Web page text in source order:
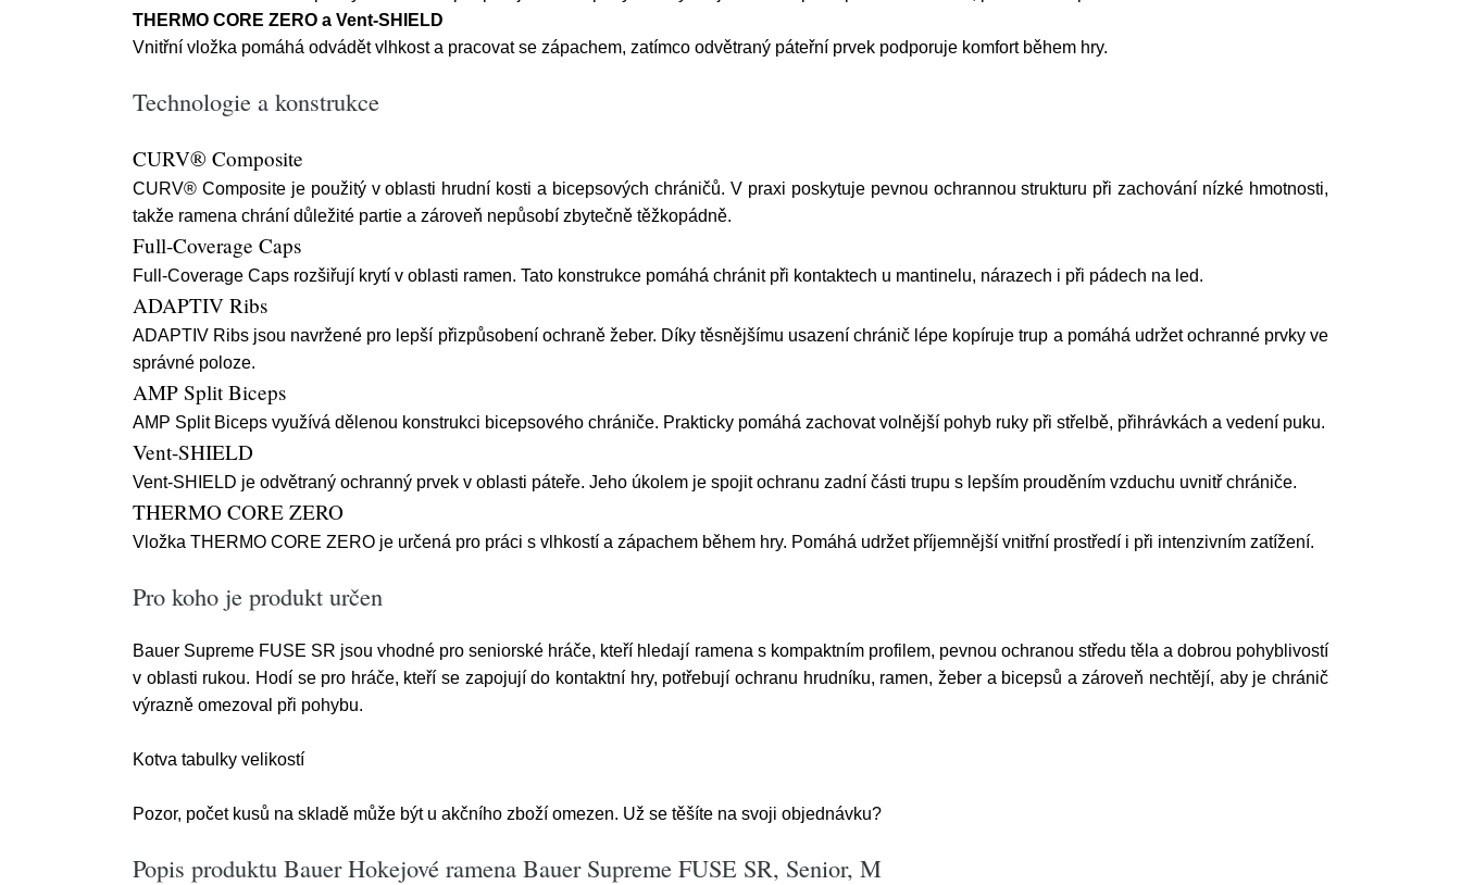
THERMO CORE ZERO a Vent-SHIELD
Vnitřní vložka pomáhá odvádět vlhkost a pracovat se zápachem, zatímco odvětraný páteřní prvek podporuje komfort během hry.
Technologie a konstrukce
CURV® Composite
CURV® Composite je použitý v oblasti hrudní kosti a bicepsových chráničů. V praxi poskytuje pevnou ochrannou strukturu při zachování nízké hmotnosti,
takže ramena chrání důležité partie a zároveň nepůsobí zbytečně těžkopádně.
Full-Coverage Caps
Full-Coverage Caps rozšiřují krytí v oblasti ramen. Tato konstrukce pomáhá chránit při kontaktech u mantinelu, nárazech i při pádech na led.
ADAPTIV Ribs
ADAPTIV Ribs jsou navržené pro lepší přizpůsobení ochraně žeber. Díky těsnějšímu usazení chránič lépe kopíruje trup a pomáhá udržet ochranné prvky ve
správné poloze.
AMP Split Biceps
AMP Split Biceps využívá dělenou konstrukci bicepsového chrániče. Prakticky pomáhá zachovat volnější pohyb ruky při střelbě, přihrávkách a vedení puku.
Vent-SHIELD
Vent-SHIELD je odvětraný ochranný prvek v oblasti páteře. Jeho úkolem je spojit ochranu zadní části trupu s lepším prouděním vzduchu uvnitř chrániče.
THERMO CORE ZERO
Vložka THERMO CORE ZERO je určená pro práci s vlhkostí a zápachem během hry. Pomáhá udržet příjemnější vnitřní prostředí i při intenzivním zatížení.
Pro koho je produkt určen
Bauer Supreme FUSE SR jsou vhodné pro seniorské hráče, kteří hledají ramena s kompaktním profilem, pevnou ochranou středu těla a dobrou pohyblivostí
v oblasti rukou. Hodí se pro hráče, kteří se zapojují do kontaktní hry, potřebují ochranu hrudníku, ramen, žeber a bicepsů a zároveň nechtějí, aby je chránič
výrazně omezoval při pohybu.
Kotva tabulky velikostí
Pozor, počet kusů na skladě může být u akčního zboží omezen. Už se těšíte na svoji objednávku?
Popis produktu Bauer Hokejové ramena Bauer Supreme FUSE SR, Senior, M